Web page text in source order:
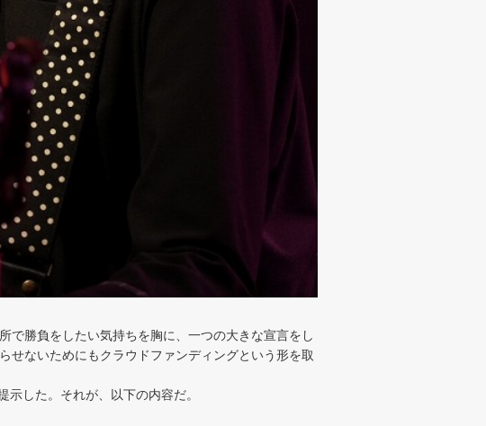
勝負をしたい気持ちを胸に、一つの大きな宣言をし
せないためにもクラウドファンディングという形を取
した。それが、以下の内容だ。